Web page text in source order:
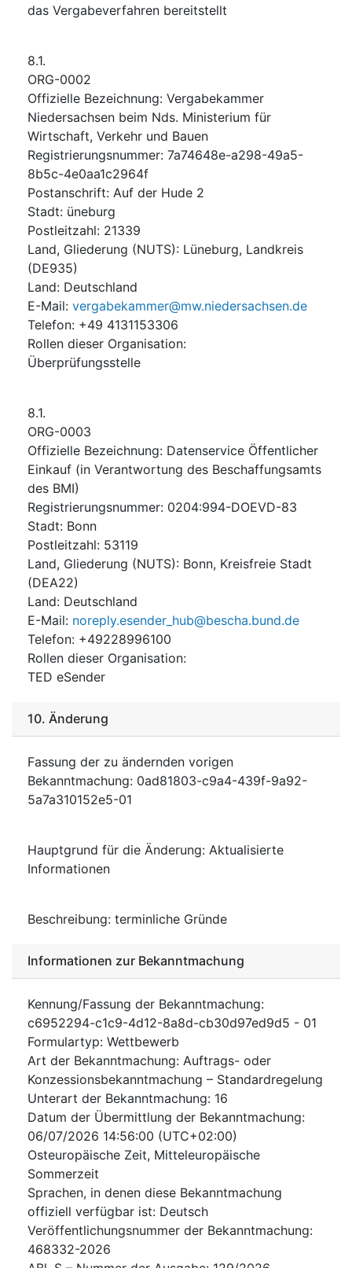
das Vergabeverfahren bereitstellt
8.1.
ORG-0002
Offizielle Bezeichnung: Vergabekammer
Niedersachsen beim Nds. Ministerium für
Wirtschaft, Verkehr und Bauen
Registrierungsnummer: 7a74648e-a298-49a5-
8b5c-4e0aa1c2964f
Postanschrift: Auf der Hude 2
Stadt: üneburg
Postleitzahl: 21339
Land, Gliederung (NUTS): Lüneburg, Landkreis
(DE935)
Land: Deutschland
E-Mail: vergabekammer@mw.niedersachsen.de
Telefon: +49 4131153306
Rollen dieser Organisation:
Überprüfungsstelle
8.1.
ORG-0003
Offizielle Bezeichnung: Datenservice Öffentlicher
Einkauf (in Verantwortung des Beschaffungsamts
des BMI)
Registrierungsnummer: 0204:994-DOEVD-83
Stadt: Bonn
Postleitzahl: 53119
Land, Gliederung (NUTS): Bonn, Kreisfreie Stadt
(DEA22)
Land: Deutschland
E-Mail: noreply.esender_hub@bescha.bund.de
Telefon: +49228996100
Rollen dieser Organisation:
TED eSender
10. Änderung
Fassung der zu ändernden vorigen
Bekanntmachung: 0ad81803-c9a4-439f-9a92-
5a7a310152e5-01
Hauptgrund für die Änderung: Aktualisierte
Informationen
Beschreibung: terminliche Gründe
Informationen zur Bekanntmachung
Kennung/Fassung der Bekanntmachung:
c6952294-c1c9-4d12-8a8d-cb30d97ed9d5 - 01
Formulartyp: Wettbewerb
Art der Bekanntmachung: Auftrags- oder
Konzessionsbekanntmachung – Standardregelung
Unterart der Bekanntmachung: 16
Datum der Übermittlung der Bekanntmachung:
06/07/2026 14:56:00 (UTC+02:00)
Osteuropäische Zeit, Mitteleuropäische
Sommerzeit
Sprachen, in denen diese Bekanntmachung
offiziell verfügbar ist: Deutsch
Veröffentlichungsnummer der Bekanntmachung:
468332-2026